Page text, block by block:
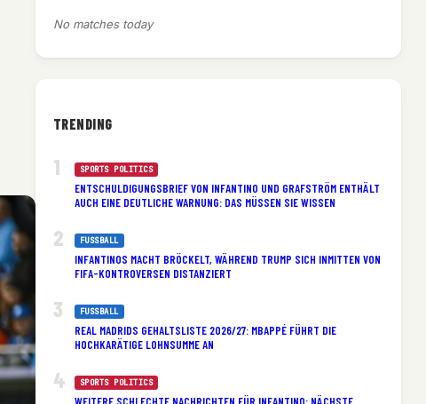
No matches today
TRENDING
SPORTS POLITICS
ENTSCHULDIGUNGSBRIEF VON INFANTINO UND GRAFSTRÖM ENTHÄLT
AUCH EINE DEUTLICHE WARNUNG: DAS MÜSSEN SIE WISSEN
FUSSBALL
INFANTINOS MACHT BRÖCKELT, WÄHREND TRUMP SICH INMITTEN VON
FIFA-KONTROVERSEN DISTANZIERT
FUSSBALL
REAL MADRIDS GEHALTSLISTE 2026/27: MBAPPÉ FÜHRT DIE
HOCHKARÄTIGE LOHNSUMME AN
SPORTS POLITICS